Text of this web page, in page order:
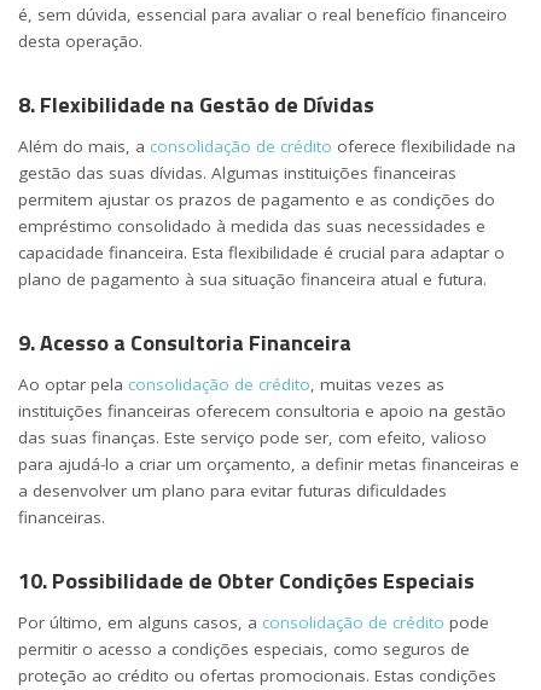
é, sem dúvida, essencial para avaliar o real benefício financeiro
desta operação.
8. Flexibilidade na Gestão de Dívidas
Além do mais, a consolidação de crédito oferece flexibilidade na
gestão das suas dívidas. Algumas instituições financeiras
permitem ajustar os prazos de pagamento e as condições do
empréstimo consolidado à medida das suas necessidades e
capacidade financeira. Esta flexibilidade é crucial para adaptar o
plano de pagamento à sua situação financeira atual e futura.
9. Acesso a Consultoria Financeira
Ao optar pela consolidação de crédito, muitas vezes as
instituições financeiras oferecem consultoria e apoio na gestão
das suas finanças. Este serviço pode ser, com efeito, valioso
para ajudá-lo a criar um orçamento, a definir metas financeiras e
a desenvolver um plano para evitar futuras dificuldades
financeiras.
10. Possibilidade de Obter Condições Especiais
Por último, em alguns casos, a consolidação de crédito pode
permitir o acesso a condições especiais, como seguros de
proteção ao crédito ou ofertas promocionais. Estas condições